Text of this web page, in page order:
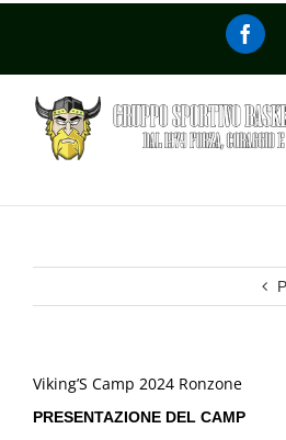
Viking’S Camp 2024 Ronzone
PRESENTAZIONE DEL CAMP